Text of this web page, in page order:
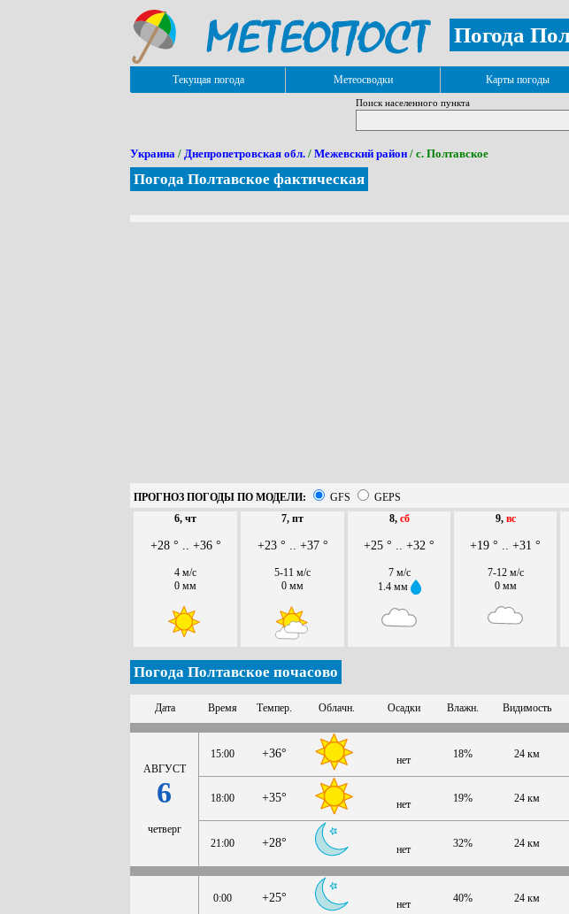
Погода
Текущая погода Метеосводки Карты погоды
Поиск населенного пункта
Украина / Днепропетровская обл. / Межевский район / с. Полтавское
Погода Полтавское фактическая
ПРОГНОЗ ПОГОДЫ ПО МОДЕЛИ: GFS
GEPS
6, чт
+28 ° .. +36 °
4 м/с
0 мм
7, пт
+23 ° .. +37 °
5-11 м/с
0 мм
8, сб
+25 ° .. +32 °
7 м/с
1.4 мм
9, вс
+19 ° .. +31 °
7-12 м/с
0 мм
Погода Полтавское почасово
Дата Время Темпер. Облачн. Осадки Влажн. Видимость
АВГУСТ
6
четверг
15:00 +36° нет 18% 24 км
18:00 +35° нет 19% 24 км
21:00 +28° нет 32% 24 км
0:00 +25° нет 40% 24 км